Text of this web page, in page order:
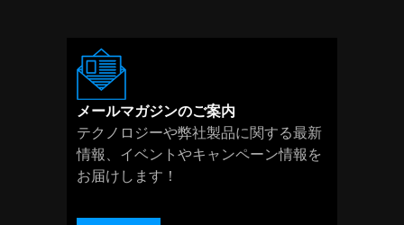
メールマガジンのご案内
テクノロジーや弊社製品に関する最新
情報、イベントやキャンペーン情報を
お届けします！